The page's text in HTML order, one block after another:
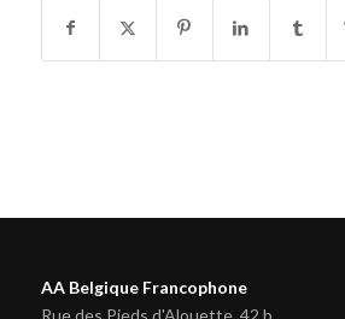
AA Belgique Francophone
Rue des Pieds d'Alouette, 42 b